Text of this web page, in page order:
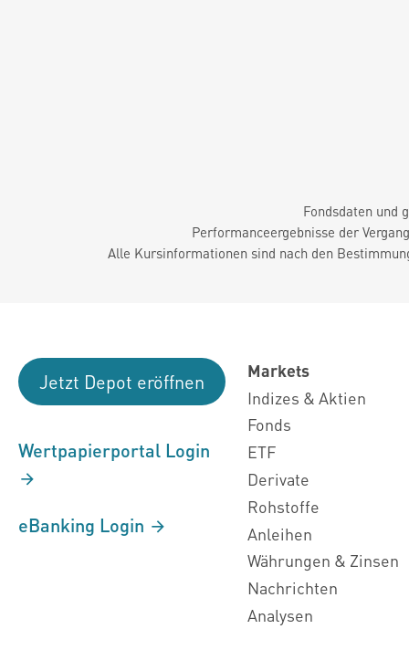
Fondsdaten und
Performanceergebnisse der
Alle Kursinformationen sind nach den
Jetzt Depot eröffnen
Wertpapierportal Login
eBanking Login
Markets
Indizes & Aktien
Fonds
ETF
Derivate
Rohstoffe
Anleihen
Währungen & Zinsen
Nachrichten
Analysen